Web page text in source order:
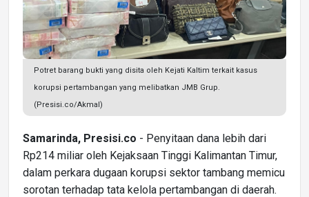
Potret barang bukti yang disita oleh Kejati Kaltim terkait kasus
korupsi pertambangan yang melibatkan JMB Grup.
(Presisi.co/Akmal)
Samarinda, Presisi.co - Penyitaan dana lebih dari
Rp214 miliar oleh Kejaksaan Tinggi Kalimantan Timur,
dalam perkara dugaan korupsi sektor tambang memicu
sorotan terhadap tata kelola pertambangan di daerah.